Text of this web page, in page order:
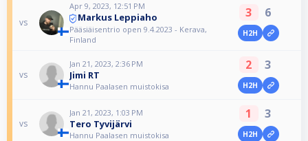
vs
Apr 9, 2023, 12:51 PM
Markus Leppiaho
Pääsiäisentrio open 9.4.2023 - Kerava,
Finland
3 6
H2H
vs
Jan 21, 2023, 2:36 PM
Jimi RT
Hannu Paalasen muistokisa
2 3
H2H
vs
Jan 21, 2023, 1:03 PM
Tero Tyvijärvi
Hannu Paalasen muistokisa
1 3
H2H